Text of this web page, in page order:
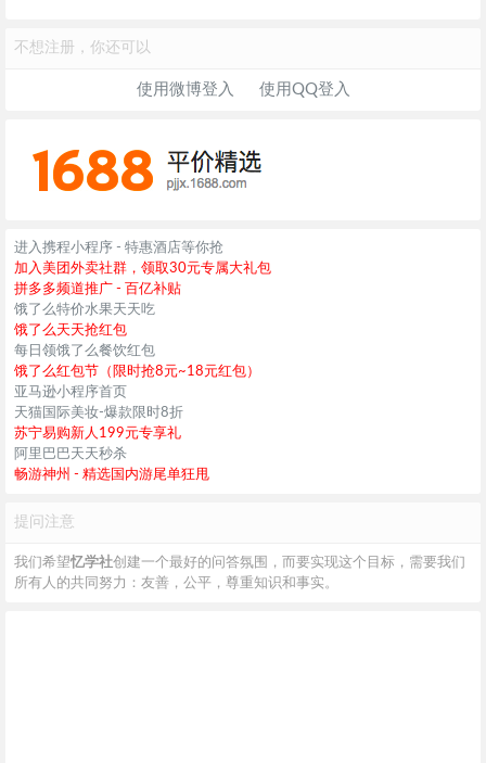
不想注册，你还可以
使用微博登入 使用QQ登入
进入携程小程序 - 特惠酒店等你抢
加入美团外卖社群，领取30元专属大礼包
拼多多频道推广 - 百亿补贴
饿了么特价水果天天吃
饿了么天天抢红包
每日领饿了么餐饮红包
饿了么红包节（限时抢8元~18元红包）
亚马逊小程序首页
天猫国际美妆-爆款限时8折
苏宁易购新人199元专享礼
阿里巴巴天天秒杀
畅游神州 - 精选国内游尾单狂甩
提问注意
我们希望忆学社创建一个最好的问答氛围，而要实现这个目标，需要我们
所有人的共同努力：友善，公平，尊重知识和事实。